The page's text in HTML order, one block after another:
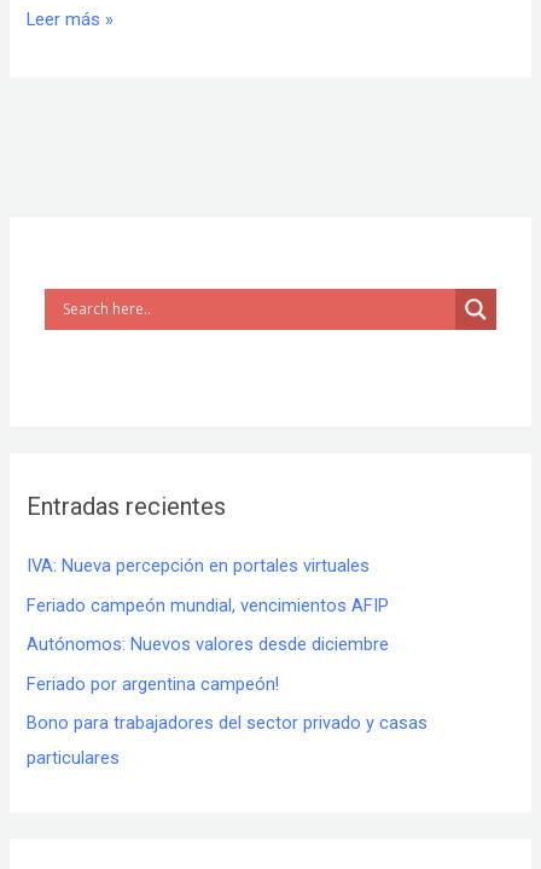
Leer más »
Entradas recientes
IVA: Nueva percepción en portales virtuales
Feriado campeón mundial, vencimientos AFIP
Autónomos: Nuevos valores desde diciembre
Feriado por argentina campeón!
Bono para trabajadores del sector privado y casas
particulares